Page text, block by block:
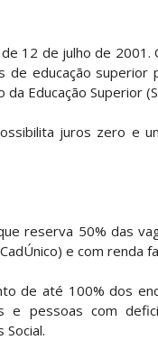
12 de julho de
educação
Educação Superior
juros zero e
reserva 50% das
e com renda
de até 100% dos
e pessoas com